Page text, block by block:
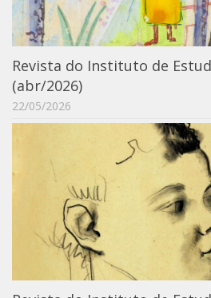
Moraes Silva
Portais
Educação em Fronteiras
Portal de Literatura de
Ver – Anita Malfatti
Novos Projetos
Manuel Correia de
Graduação
Sobre a Graduação
Disciplinas
Revista do Instituto de
(abr/2026)
22/05/2026